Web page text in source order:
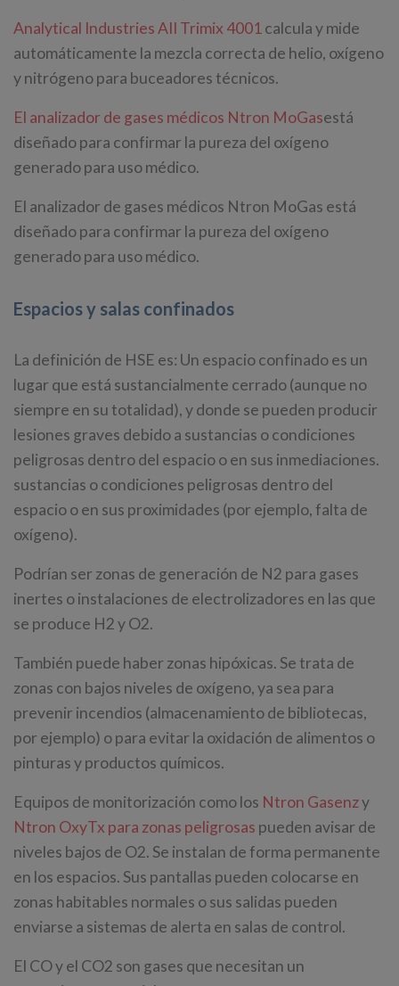
Analytical Industries AII Trimix 4001calcula y mide
automáticamente la mezcla correcta de helio, oxígeno
y nitrógeno para buceadores técnicos.
El analizador de gases médicos Ntron MoGasestá
diseñado para confirmar la pureza del oxígeno
generado para uso médico.
El analizador de gases médicos Ntron MoGas está
diseñado para confirmar la pureza del oxígeno
generado para uso médico.
Espacios y salas confinados
La definición de HSE es: Un espacio confinado es un
lugar que está sustancialmente cerrado (aunque no
siempre en su totalidad), y donde se pueden producir
lesiones graves debido a sustancias o condiciones
peligrosas dentro del espacio o en sus inmediaciones.
sustancias o condiciones peligrosas dentro del
espacio o en sus proximidades (por ejemplo, falta de
oxígeno).
Podrían ser zonas de generación de N2 para gases
inertes o instalaciones de electrolizadores en las que
se produce H2 y O2.
También puede haber zonas hipóxicas. Se trata de
zonas con bajos niveles de oxígeno, ya sea para
prevenir incendios (almacenamiento de bibliotecas,
por ejemplo) o para evitar la oxidación de alimentos o
pinturas y productos químicos.
Equipos de monitorización como los Ntron Gasenzy
Ntron OxyTx para zonas peligrosas pueden avisar de
niveles bajos de O2. Se instalan de forma permanente
en los espacios. Sus pantallas pueden colocarse en
zonas habitables normales o sus salidas pueden
enviarse a sistemas de alerta en salas de control.
El CO y el CO2 son gases que necesitan un